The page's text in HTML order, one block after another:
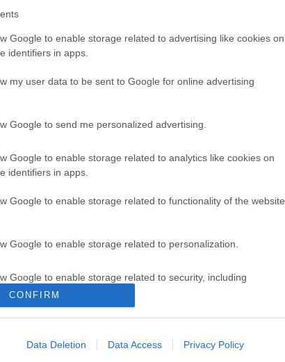
Google to enable storage related to advertising like cookies on
identifiers in apps.
my user data to be sent to Google for online advertising
Google to send me personalized advertising.
Google to enable storage related to analytics like cookies on
identifiers in apps.
Google to enable storage related to functionality of the website
Google to enable storage related to personalization.
Google to enable storage related to security, including
functionality and fraud prevention, and other user protection.
CONFIRM
Data Deletion Data Access Privacy Policy